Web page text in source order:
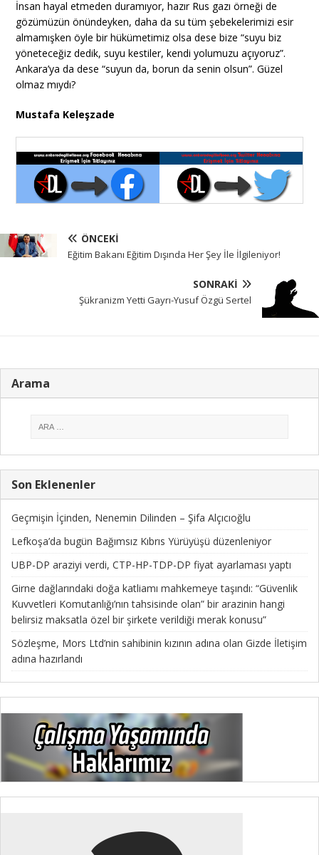
İnsan hayal etmeden duramıyor, hazır Rus gazı örneği de
gözümüzün önündeyken, daha da su tüm şebekelerimizi esir
almamışken öyle bir hükümetimiz olsa dese bize “suyu biz
yöneteceğiz dedik, suyu kestiler, kendi yolumuzu açıyoruz”.
Ankara’ya da dese “suyun da, borun da senin olsun”. Güzel
olmaz mıydı?
Mustafa Keleşzade
ÖNCEKI
Eğitim Bakanı Eğitim Dışında Her Şey İle İlgileniyor!
SONRAKI
Şükranizm Yetti Gayrı-Yusuf Özgü Sertel
Arama
Son Eklenenler
Geçmişin İçinden, Nenemin Dilinden – Şifa Alçıcıoğlu
Lefkoşa’da bugün Bağımsız Kıbrıs Yürüyüşü düzenleniyor
UBP-DP araziyi verdi, CTP-HP-TDP-DP fiyat ayarlaması yaptı
Girne dağlarındaki doğa katliamı mahkemeye taşındı: “Güvenlik
Kuvvetleri Komutanlığı’nın tahsisinde olan” bir arazinin hangi
belirsiz maksatla özel bir şirkete verildiği merak konusu”
Sözleşme, Mors Ltd’nin sahibinin kızının adına olan Gizde İletişim
adına hazırlandı